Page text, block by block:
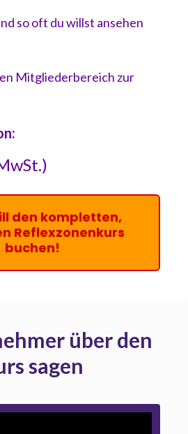
so oft du willst ansehen
Mitgliederbereich zur
den kompletten,
Reflexzonenkurs
buchen!
über den
sagen